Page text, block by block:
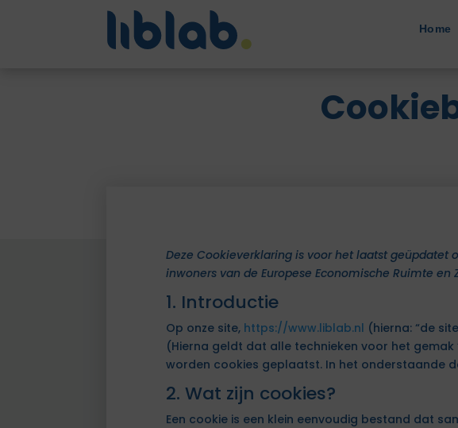
Home
Deze Cookieverklaring is voor het laatst geüpdatet
inwoners van de Europese Economische Ruimte en
1. Introductie
Op onze site, https://www.liblab.nl (hierna: “de
(Hierna geldt dat alle technieken voor het
worden cookies geplaatst. In het onderstaande
2. Wat zijn cookies?
Een cookie is een klein eenvoudig bestand dat